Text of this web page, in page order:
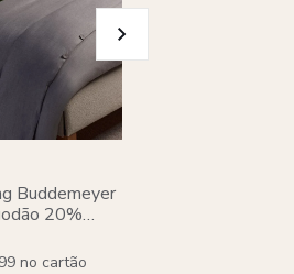
Buddemeyer
20%
no cartão